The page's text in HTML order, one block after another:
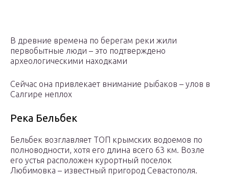
В древние времена по берегам реки жили
первобытные люди – это подтверждено
археологическими находками
Сейчас она привлекает внимание рыбаков – улов в
Салгире неплох
Река Бельбек
Бельбек возглавляет ТОП крымских водоемов по
полноводности, хотя его длина всего 63 км. Возле
его устья расположен курортный поселок
Любимовка – известный пригород Севастополя.